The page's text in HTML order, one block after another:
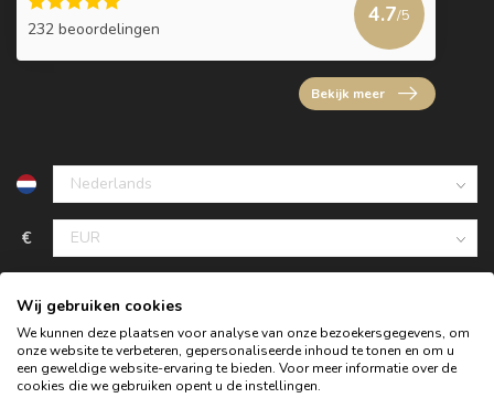
232 beoordelingen
4.7/5
Bekijk meer
€
Wij gebruiken cookies
We kunnen deze plaatsen voor analyse van onze bezoekersgegevens, om
onze website te verbeteren, gepersonaliseerde inhoud te tonen en om u
een geweldige website-ervaring te bieden. Voor meer informatie over de
cookies die we gebruiken opent u de instellingen.